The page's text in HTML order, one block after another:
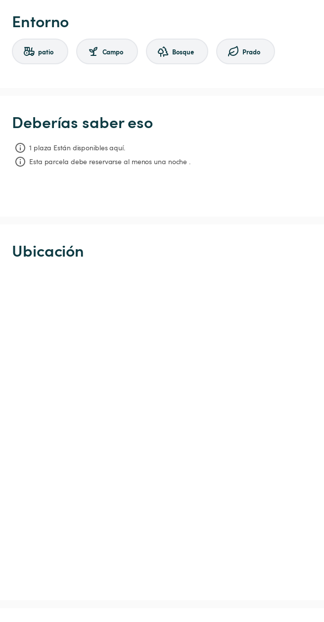
Entorno
patio Campo Bosque Prado
Deberías saber eso
1 plaza Están disponibles aquí.
Esta parcela debe reservarse al menos una noche .
Ubicación